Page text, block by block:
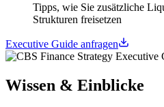
Tipps, wie Sie zusätzliche
Strukturen freisetzen
Executive Guide anfragen
Wissen & Einblicke